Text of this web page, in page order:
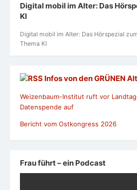
Digital mobil im Alter: Das
KI
Digital mobil im Alter: Das Hörspezial
Thema KI
Infos von den GRÜNEN
Weizenbaum-Institut ruft vor
Datenspende auf
Bericht vom Ostkongress 2026
Frau führt – ein Podcast